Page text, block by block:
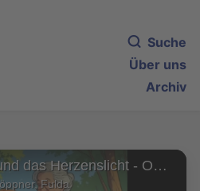
Suche
Über uns
Archiv
Carla und das Herzenslicht - Oma Helenes Gutenachtgeschichten
Fulda